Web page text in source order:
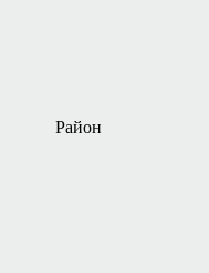
Район